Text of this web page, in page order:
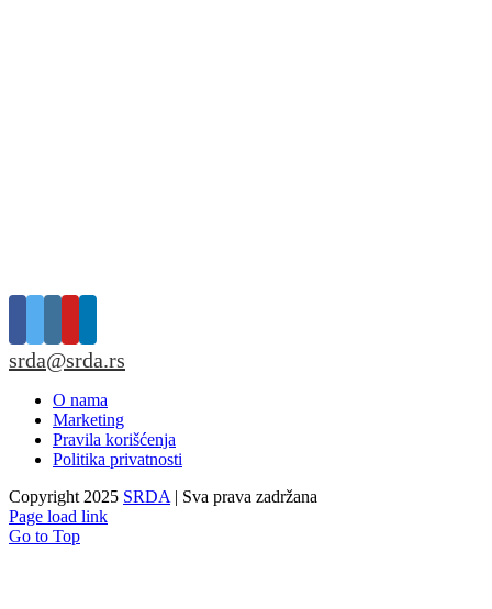
srda@srda.rs
O nama
Marketing
Pravila korišćenja
Politika privatnosti
Copyright 2025 SRDA | Sva prava zadržana
Page load link
Go to Top